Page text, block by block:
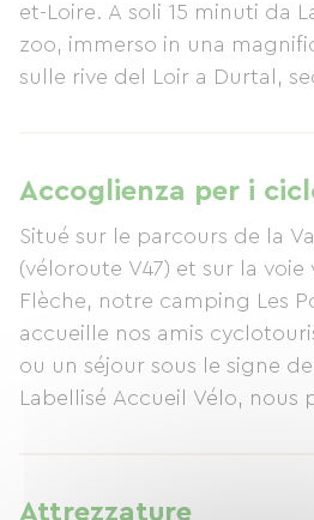
et-Loire. A soli 15 minuti da
zoo, immerso in una
sulle rive del Loir a Durtal,
tranquillità per una vacanza
coppia, in famiglia o con gli
piccolo e accogliente
destinazione ideale per
la natura, scoprire
e trascorrere vacanze
un'ampia gamma di attività
famiglie). Durante la
la famiglia o gli amici, il
Accoglienza per i
Situé sur le parcours de la
(véloroute V47) et sur la voie
Flèche, notre camping Les
accueille nos amis
ou un séjour sous le signe
Labellisé Accueil Vélo, nous
Attrezzature